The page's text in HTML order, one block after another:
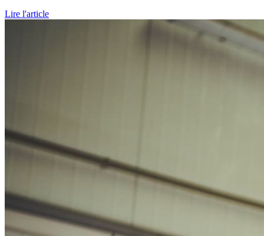
Lire l'article